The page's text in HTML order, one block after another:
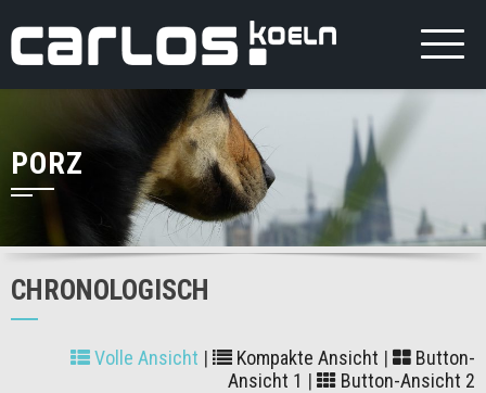
PORZ
CHRONOLOGISCH
Volle Ansicht | Kompakte Ansicht |
Button-
Ansicht 1 | Button-Ansicht 2